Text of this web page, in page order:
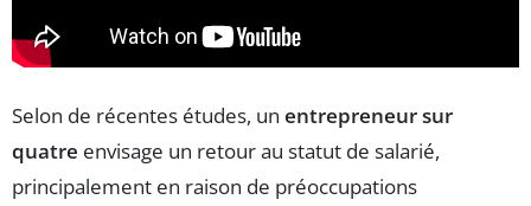
Selon de récentes études, un entrepreneur sur
quatre envisage un retour au statut de salarié,
principalement en raison de préoccupations